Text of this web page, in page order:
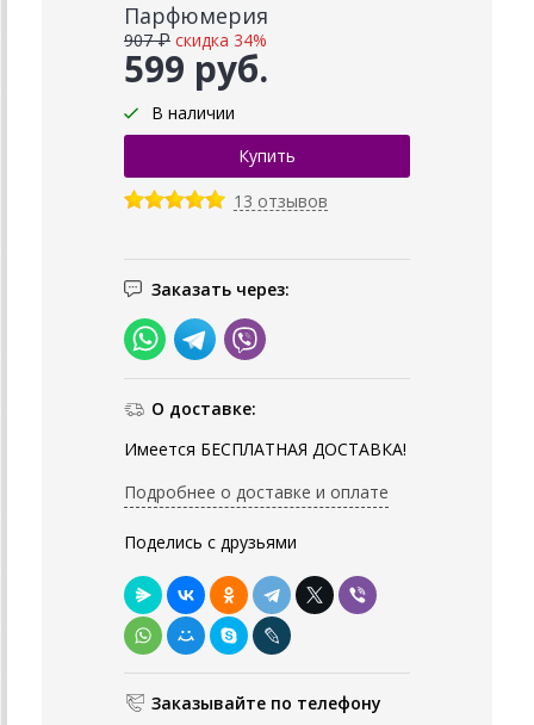
Парфюмерия
599 руб.
907 ₽ скидка 34%
В наличии
13 отзывов
Заказать через:
О доставке:
Имеется БЕСПЛАТНАЯ ДОСТАВКА!
Подробнее о доставке и оплате
Поделись с друзьями
Заказывайте по телефону